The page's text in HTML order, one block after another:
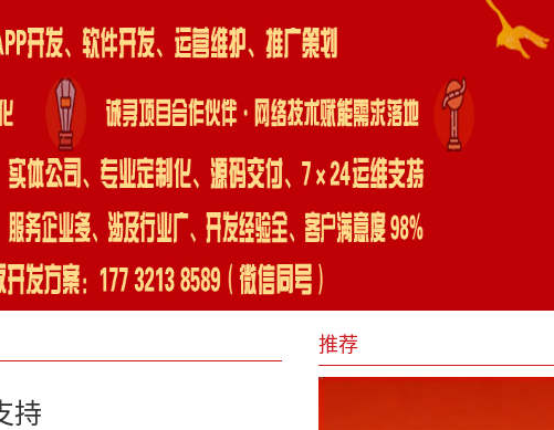
持
推荐